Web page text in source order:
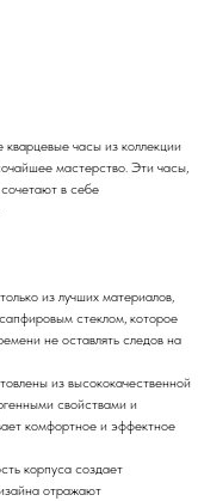
часы из коллекции
мастерство. Эти часы,
в себе
из лучших материалов,
стеклом, которое
не оставлять следов на
из высококачественной
свойствами и
комфортное и эффектное
корпуса создает
отражают